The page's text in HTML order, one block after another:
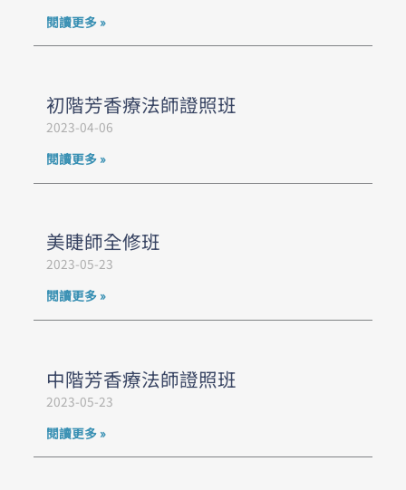
閱讀更多 »
初階芳香療法師證照班
2023-04-06
閱讀更多 »
美睫師全修班
2023-05-23
閱讀更多 »
中階芳香療法師證照班
2023-05-23
閱讀更多 »